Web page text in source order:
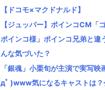
【ドコモ×マクドナルド】
【ジュッパー】ポインコCM「
ポインコ様」ポインコ兄弟と違
んな気づいた？
「銀魂」小栗旬が主演で実写映
дﾟ )www気になるキャストは？